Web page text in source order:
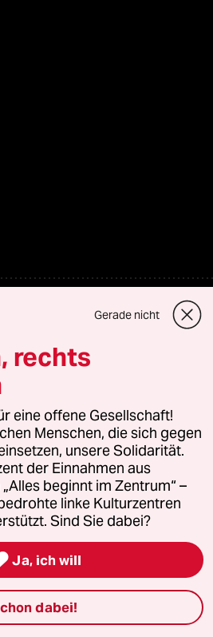
Gerade nicht
rechts
eine offene Gesellschaft!
Menschen, die sich gegen
unsere Solidarität.
der Einnahmen aus
beginnt im Zentrum“ –
linke Kulturzentren
Sind Sie dabei?
Ja, ich will
dabei!